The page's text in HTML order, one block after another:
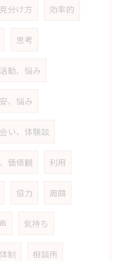
見分け方 効率的
思考
活動、悩み
、悩み
い、体験談
価値観 利用
協力 周囲
声 気持ち
体制 相談所